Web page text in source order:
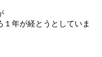
年が経とうとしていま